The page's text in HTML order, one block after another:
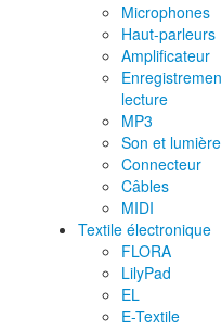
Microphones
Haut-parleurs
Amplificateur
lecture
MP3
Son et lumière
Connecteur
Câbles
MIDI
Textile électronique
FLORA
LilyPad
EL
E-Textile